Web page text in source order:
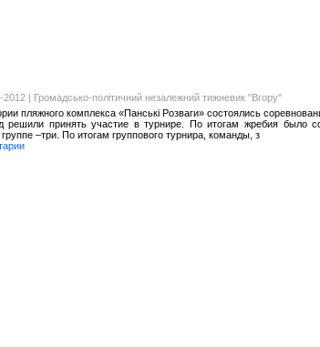
2012 | Громадсько-політичний незалежний тижневик "Вгору"
пляжного комплекса «Панські Розваги» состоялись
решили принять участие в турнире. По итогам жребия было
–три. По итогам группового турнира, команды, з